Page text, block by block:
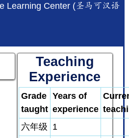
Learning Center (圣马可汉语
Teaching
Experience
Grade
taught
Years of
experience
六年级 1